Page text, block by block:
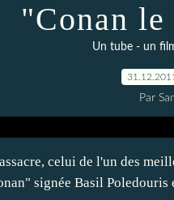
"Conan
Un tube - un
Par
celui de l'un des
signée Basil Poledouris